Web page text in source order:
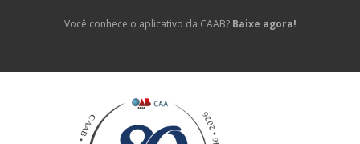
Você conhece o aplicativo da CAAB? Baixe agora!